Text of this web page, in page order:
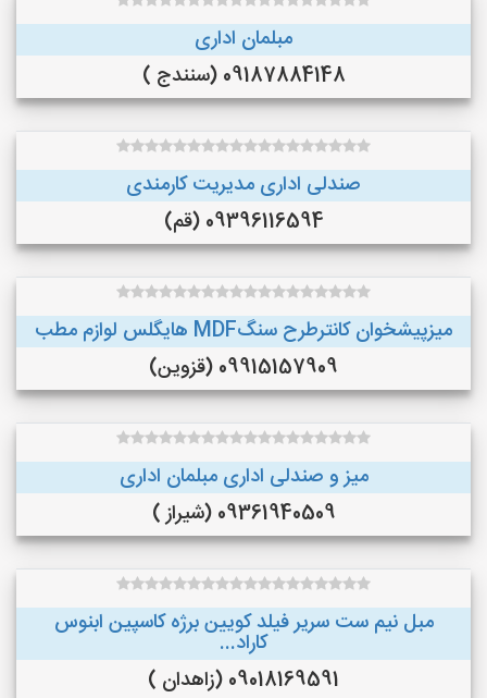
مبلمان اداری
09187884148 (سنندج )
صندلی اداری مدیریت کارمندی
09396116594 (قم)
میزپیشخوان کانترطرح سنگMDF هایگلس لوازم مطب
09915157909 (قزوین)
میز و صندلی اداری مبلمان اداری
09361940509 (شیراز )
مبل نیم ست سریر فیلد کویین برژه کاسپین ابنوس
کاراد...
09018169591 (زاهدان )